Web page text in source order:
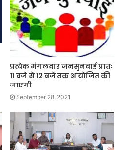
प्रत्येक मंगलवार जनसुनवाई प्रातः
11 बजे से 12 बजे तक आयोजित की
जाएगी
September 28, 2021